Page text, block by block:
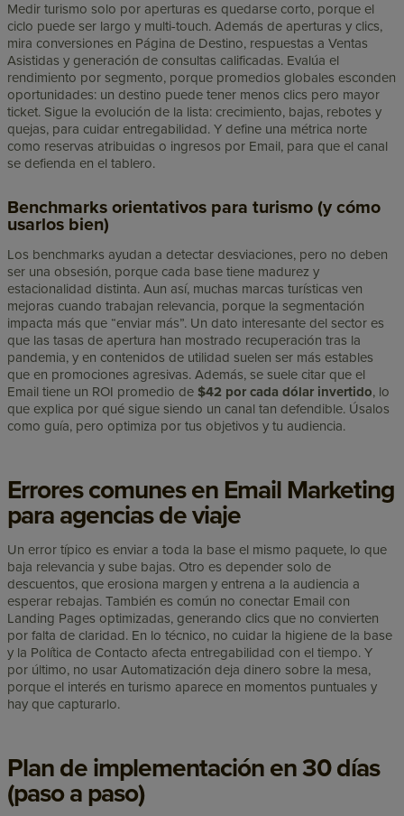
Medir turismo solo por aperturas es quedarse corto, porque el
ciclo puede ser largo y multi-touch. Además de aperturas y clics,
mira conversiones en Página de Destino, respuestas a Ventas
Asistidas y generación de consultas calificadas. Evalúa el
rendimiento por segmento, porque promedios globales esconden
oportunidades: un destino puede tener menos clics pero mayor
ticket. Sigue la evolución de la lista: crecimiento, bajas, rebotes y
quejas, para cuidar entregabilidad. Y define una métrica norte
como reservas atribuidas o ingresos por Email, para que el canal
se defienda en el tablero.
Benchmarks orientativos para turismo (y cómo
usarlos bien)
Los benchmarks ayudan a detectar desviaciones, pero no deben
ser una obsesión, porque cada base tiene madurez y
estacionalidad distinta. Aun así, muchas marcas turísticas ven
mejoras cuando trabajan relevancia, porque la segmentación
impacta más que “enviar más”. Un dato interesante del sector es
que las tasas de apertura han mostrado recuperación tras la
pandemia, y en contenidos de utilidad suelen ser más estables
que en promociones agresivas. Además, se suele citar que el
Email tiene un ROI promedio de$42 por cada dólar invertido, lo
que explica por qué sigue siendo un canal tan defendible. Úsalos
como guía, pero optimiza por tus objetivos y tu audiencia.
Errores comunes en Email Marketing
para agencias de viaje
Un error típico es enviar a toda la base el mismo paquete, lo que
baja relevancia y sube bajas. Otro es depender solo de
descuentos, que erosiona margen y entrena a la audiencia a
esperar rebajas. También es común no conectar Email con
Landing Pages optimizadas, generando clics que no convierten
por falta de claridad. En lo técnico, no cuidar la higiene de la base
y la Política de Contacto afecta entregabilidad con el tiempo. Y
por último, no usar Automatización deja dinero sobre la mesa,
porque el interés en turismo aparece en momentos puntuales y
hay que capturarlo.
Plan de implementación en 30 días
(paso a paso)